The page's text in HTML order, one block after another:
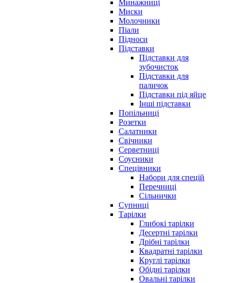
Минажниці
Миски
Молочники
Піали
Підноси
Підставки
Підставки для
зубочисток
Підставки для
паличок
Підставки під яйце
Інші підставки
Попільниці
Розетки
Салатники
Свічники
Серветниці
Соусники
Спецівники
Набори для спецій
Перечниці
Сільнички
Супниці
Тарілки
Глибокі тарілки
Десертні тарілки
Дрібні тарілки
Квадратні тарілки
Круглі тарілки
Обідні тарілки
Овальні тарілки